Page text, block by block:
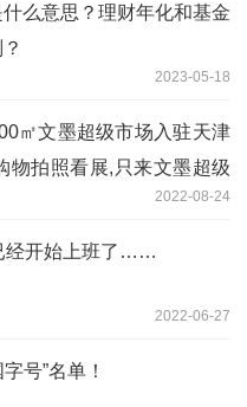
么意思？理财年化和基金
2023-05-18
㎡文墨超级市场入驻天津
物拍照看展,只来文墨超级
2022-08-24
经开始上班了……
2022-06-27
号”名单！